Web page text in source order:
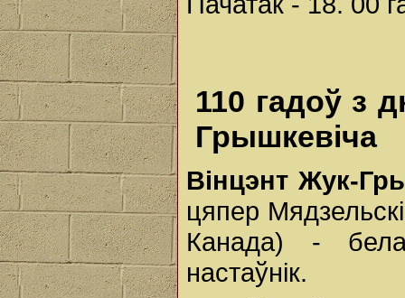
110 гадоў з
Грышкевіча
Вінцэнт Жук-
цяпер
Канада) -
настаўнік.